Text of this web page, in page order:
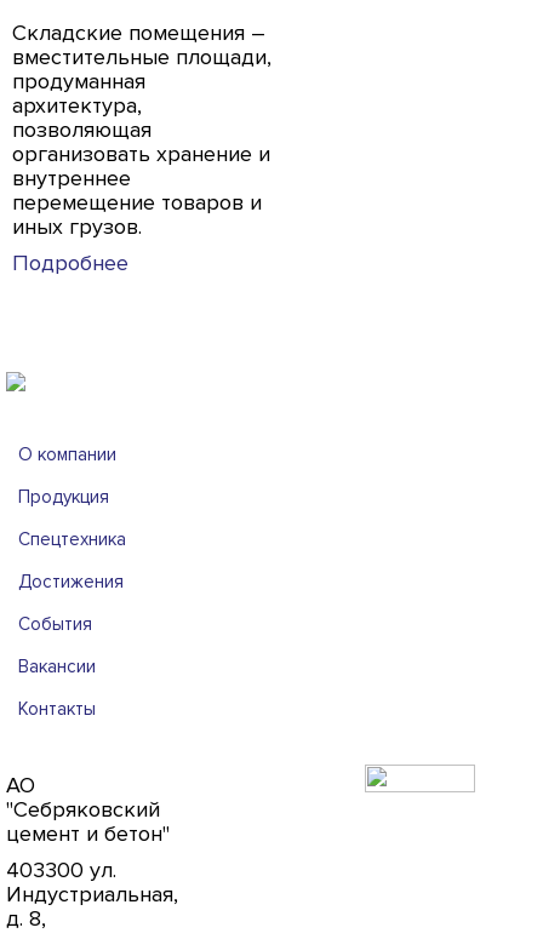
Складские помещения –
вместительные площади,
продуманная
архитектура,
позволяющая
организовать хранение и
внутреннее
перемещение товаров и
иных грузов.
Подробнее
О компании
Продукция
Спецтехника
Достижения
События
Вакансии
Контакты
АО
"Себряковский
цемент и бетон"
403300 ул.
Индустриальная,
д. 8,